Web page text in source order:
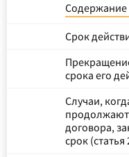
Содержание
Срок
срока его
Случаи,
договора,
срок